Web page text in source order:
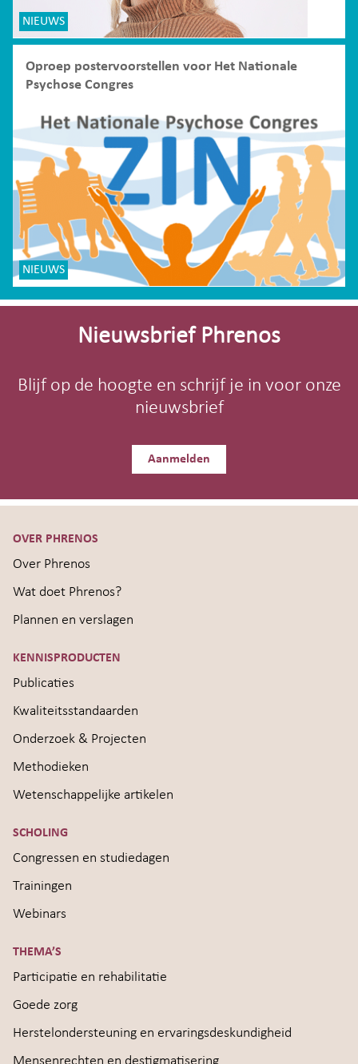
NIEUWS
Oproep postervoorstellen voor Het Nationale
Psychose Congres
NIEUWS
Site-
Nieuwsbrief Phrenos
Blijf op de hoogte en schrijf je in voor onze
nieuwsbrief
Aanmelden
OVER PHRENOS
Over Phrenos
Wat doet Phrenos?
Plannen en verslagen
KENNISPRODUCTEN
Publicaties
Kwaliteitsstandaarden
Onderzoek & Projecten
Methodieken
Wetenschappelijke artikelen
SCHOLING
Congressen en studiedagen
Trainingen
Webinars
THEMA’S
Participatie en rehabilitatie
Goede zorg
Herstelondersteuning en ervaringsdeskundigheid